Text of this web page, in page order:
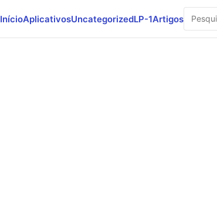
InícioAplicativosUncategorizedLP-1Artigos